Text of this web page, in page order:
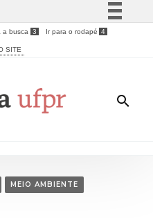
Simplifique!
Acesso à informação
Legislação
a busca 3 Ir para o rodapé 4
SITE
MEIO AMBIENTE